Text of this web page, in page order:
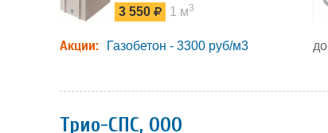
3 550
1 м3
Акции: Газобетон - 3300 руб/м3
Трио-СПС, ООО